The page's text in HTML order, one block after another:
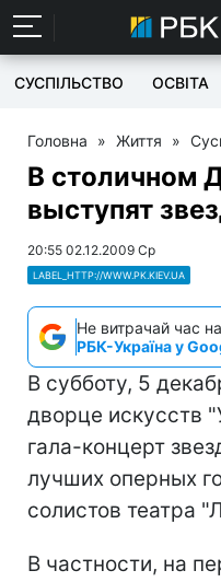
СУСПІЛЬСТВО ОСВІТА
Головна » Життя »
В столичном
выступят
20:55 02.12.2009 Ср
LABEL_HTTP://WWW.PK.KIEV.UA
Не витрачай час
РБК-Україна у
В субботу, 5
дворце искусств
гала-концерт
лучших оперных
солистов театра
В частности, на